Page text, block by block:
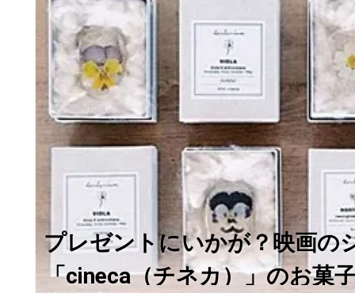
プレゼントにいかが？映画の
「cineca（チネカ）」のお菓